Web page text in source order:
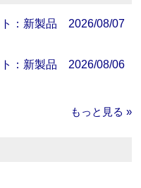
ト：新製品 2026/08/07
ト：新製品 2026/08/06
もっと見る »